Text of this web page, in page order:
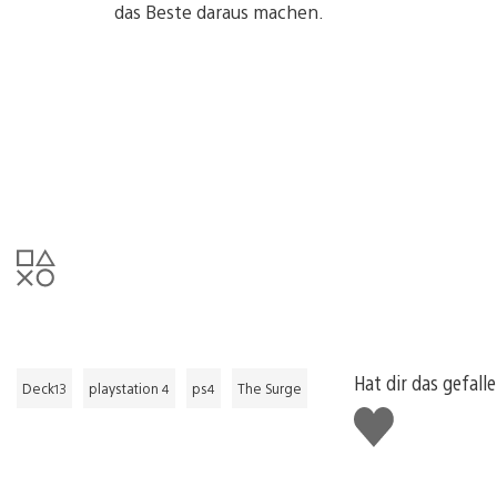
das Beste daraus machen.
Deck13 playstation 4 ps4 The Surge
Hat dir das
Gefällt
mir